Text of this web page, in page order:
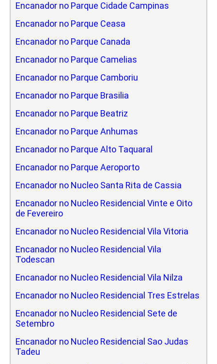
Encanador no Parque Cidade Campinas
Encanador no Parque Ceasa
Encanador no Parque Canada
Encanador no Parque Camelias
Encanador no Parque Camboriu
Encanador no Parque Brasilia
Encanador no Parque Beatriz
Encanador no Parque Anhumas
Encanador no Parque Alto Taquaral
Encanador no Parque Aeroporto
Encanador no Nucleo Santa Rita de Cassia
Encanador no Nucleo Residencial Vinte e Oito
de Fevereiro
Encanador no Nucleo Residencial Vila Vitoria
Encanador no Nucleo Residencial Vila
Todescan
Encanador no Nucleo Residencial Vila Nilza
Encanador no Nucleo Residencial Tres Estrelas
Encanador no Nucleo Residencial Sete de
Setembro
Encanador no Nucleo Residencial Sao Judas
Tadeu